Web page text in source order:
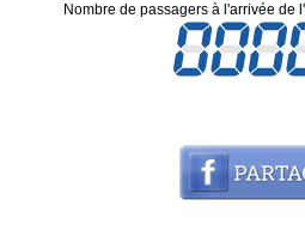
Nombre de passagers à l'arrivée de